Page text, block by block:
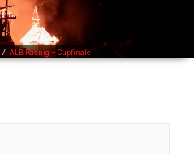
/ ALB Radnig – Cupfinale